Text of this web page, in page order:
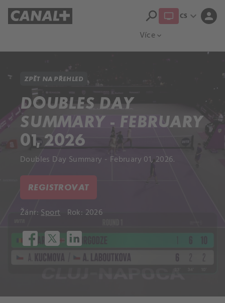
Více expand_more
search CS expand_more person
ZPĚT NA PŘEHLED
DOUBLES DAY
SUMMARY - FEBRUARY
01, 2026
Doubles Day Summary - February 01, 2026.
REGISTROVAT
Žánr:Sport Rok: 2026